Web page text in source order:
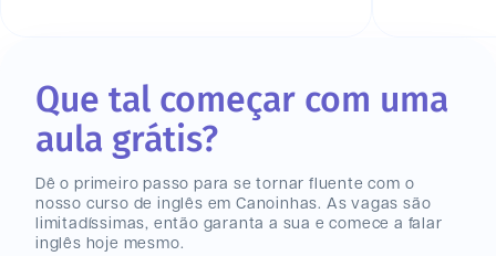
Que tal começar com uma
aula grátis?
Dê o primeiro passo para se tornar fluente com o
nosso curso de inglês em Canoinhas. As vagas são
limitadíssimas, então garanta a sua e comece a falar
inglês hoje mesmo.